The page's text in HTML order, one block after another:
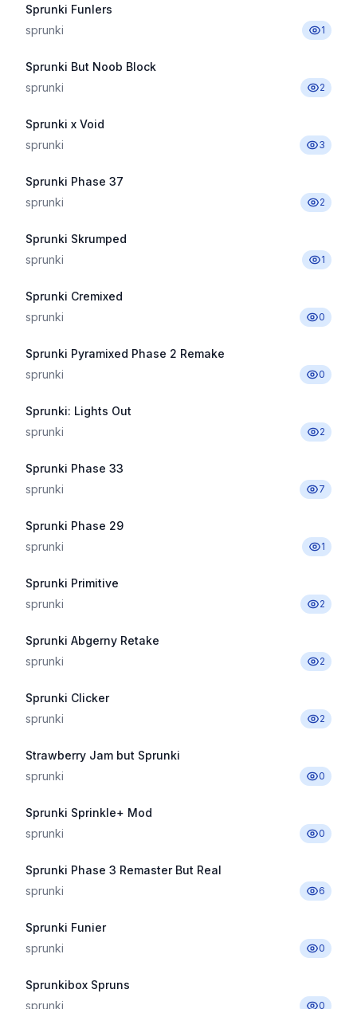
Sprunki Funlers
sprunki
1
Sprunki But Noob Block
sprunki
2
Sprunki x Void
sprunki
3
Sprunki Phase 37
sprunki
2
Sprunki Skrumped
sprunki
1
Sprunki Cremixed
sprunki
0
Sprunki Pyramixed Phase 2 Remake
sprunki
0
Sprunki: Lights Out
sprunki
2
Sprunki Phase 33
sprunki
7
Sprunki Phase 29
sprunki
1
Sprunki Primitive
sprunki
2
Sprunki Abgerny Retake
sprunki
2
Sprunki Clicker
sprunki
2
Strawberry Jam but Sprunki
sprunki
0
Sprunki Sprinkle+ Mod
sprunki
0
Sprunki Phase 3 Remaster But Real
sprunki
6
Sprunki Funier
sprunki
0
Sprunkibox Spruns
sprunki
0